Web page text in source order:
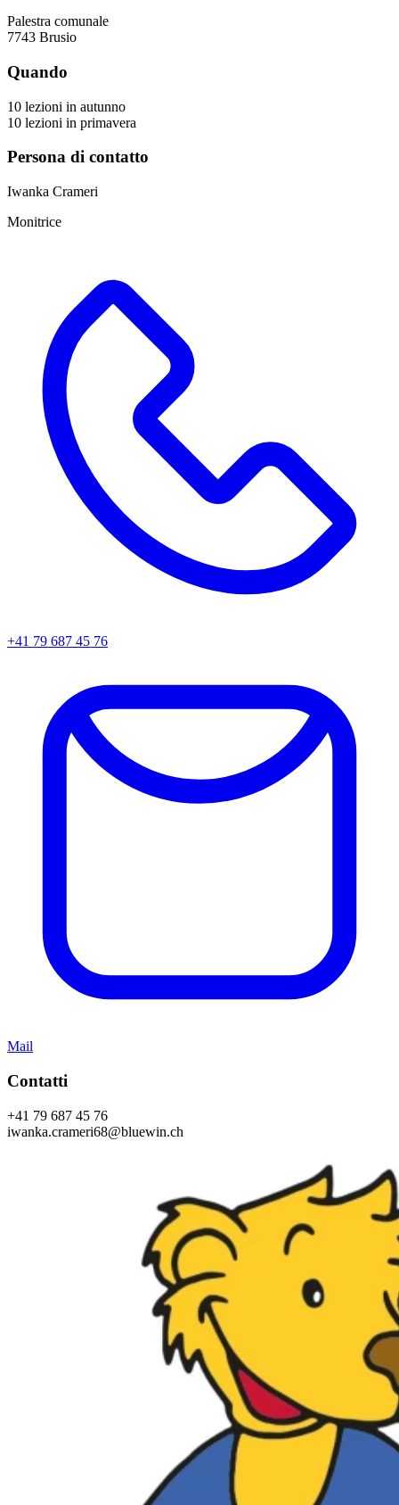
Palestra comunale
7743 Brusio
Quando
10 lezioni in autunno
10 lezioni in primavera
Persona di contatto
Iwanka Crameri
Monitrice
+41 79 687 45 76
Mail
Contatti
+41 79 687 45 76
iwanka.crameri68@bluewin.ch